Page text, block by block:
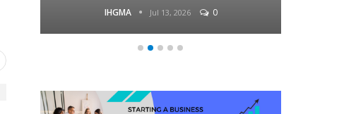
IHGMA Jul 13, 2026 0